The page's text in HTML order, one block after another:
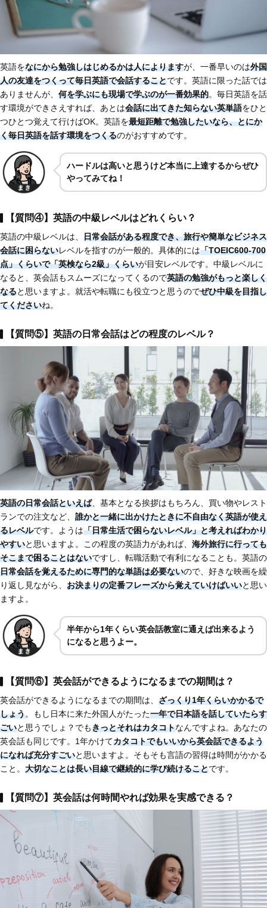
英語をなにから勉強しはじめるかは人によりますが、一番早いのは外国
人の友達をつくって毎日英語で会話することです。英語に限った話では
ありませんが、 何を学ぶにも現場で学ぶのが一番効果的。毎日英語を話
す環境ができさえすれば、あとは会話に出てきた知らない英単語をひと
つひとつ覚えて行けばOK。英語を最短距離で勉強したいなら、とにか
く毎日英語を話す環境をつくるのがおすすめです。
ハードルは高いと思うけど本当に上達するからぜひ
やってみてね！
【質問④】英語の中級レベルはどれくらい？
英語の中級レベルは、 日常会話がある程度でき、旅行や簡単なビジネス
会話に困らないレベルを指すのが一般的。具体的には「TOEIC600-700
点」くらいで「英検なら2級」くらいが目安レベルです。中級レベルに
なると、英会話もスムーズになってくるので英語の勉強がもっと楽しく
なると思いますよ。就活や転職にも役立つと思うのでぜひ中級を目指し
てくださいね。
【質問⑤】英語の日常会話はどの程度のレベル？
英語の日常会話といえば、基本となる挨拶はもちろん、買い物やレスト
ランでの注文など、 誰かと一緒に出かけたときに不自由なく英語が使え
るレベルです。ようは「日常生活で困らないレベル」と考えればわかり
やすいと思いますよ。この程度の英語力があれば、 海外旅行に行っても
そこまで困ることはないですし、転職活動で有利になることも。英語の
日常会話を覚えるために専門的な単語は必要ないので、好きな映画を繰
り返し見ながら、 お決まりの定番フレーズから覚えていけばいいと思い
ますよ。
半年から1年くらい英会話教室に通えば出来るよう
になると思うよー。
【質問⑥】英会話ができるようになるまでの期間は？
英会話ができるようになるまでの期間は、 ざっくり1年くらいかかるで
しょう。もし日本に来た外国人がたった一年で日本語を話していたらす
ごいと思うでしょ？でもきっとそれはカタコトなんですよね。あなたの
英会話も同じです。1年かけてカタコトでもいいから英会話できるよう
になれば充分すごいと思いますよ。そもそも言語の習得は時間がかかる
こと。 大切なことは長い目線で継続的に学び続けることです。
【質問⑦】英会話は何時間やれば効果を実感できる？